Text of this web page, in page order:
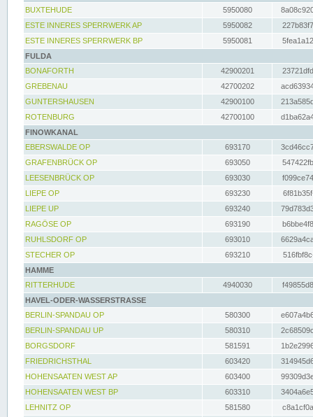
BUXTEHUDE
5950080
ESTE INNERES SPERRWERK AP
5950082
ESTE INNERES SPERRWERK BP
5950081
FULDA
BONAFORTH
42900201
GREBENAU
42700202
GUNTERSHAUSEN
42900100
ROTENBURG
42700100
FINOWKANAL
EBERSWALDE OP
693170
GRAFENBRÜCK OP
693050
LEESENBRÜCK OP
693030
LIEPE OP
693230
LIEPE UP
693240
RAGÖSE OP
693190
RUHLSDORF OP
693010
STECHER OP
693210
HAMME
RITTERHUDE
4940030
HAVEL-ODER-WASSERSTRASSE
BERLIN-SPANDAU OP
580300
BERLIN-SPANDAU UP
580310
BORGSDORF
581591
FRIEDRICHSTHAL
603420
HOHENSAATEN WEST AP
603400
HOHENSAATEN WEST BP
603310
LEHNITZ OP
581580